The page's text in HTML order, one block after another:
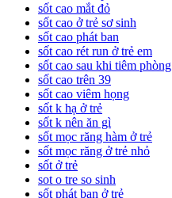
sốt cao mắt đỏ
sốt cao ở trẻ sơ sinh
sốt cao phát ban
sốt cao rét run ở trẻ em
sốt cao sau khi tiêm phòng
sốt cao trên 39
sốt cao viêm họng
sốt k hạ ở trẻ
sốt k nên ăn gì
sốt mọc răng hàm ở trẻ
sốt mọc răng ở trẻ nhỏ
sốt ở trẻ
sot o tre so sinh
sốt phát ban ở trẻ